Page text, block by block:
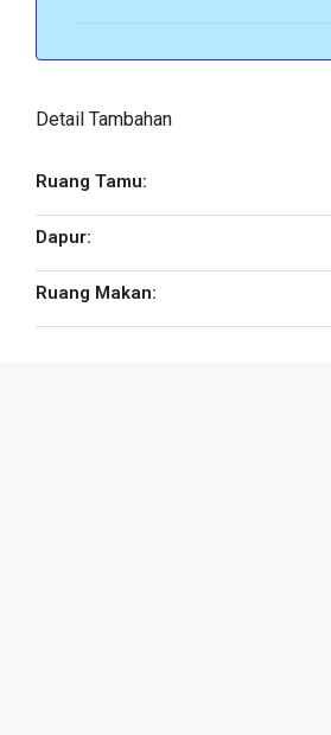
Detail Tambahan
Ruang Tamu:
Dapur:
Ruang Makan: